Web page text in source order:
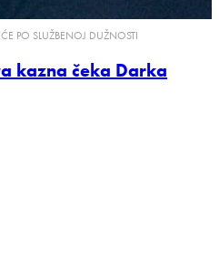
PO SLUŽBENOJ DUŽNOSTI
kazna čeka Darka